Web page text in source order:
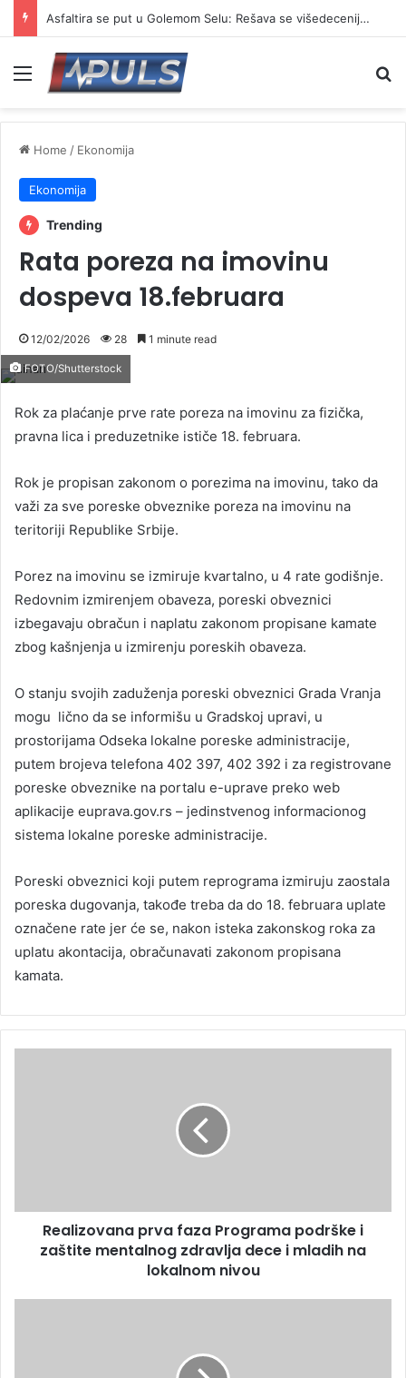
Asfaltira se put u Golemom Selu: Rešava se višedecenijski problem meštana
Menu
Home / Ekonomija
Ekonomija
Trending
Rata poreza na imovinu
dospeva 18.februara
12/02/2026 28 1 minute read
FOTO/Shutterstock
Rok za plaćanje prve rate poreza na imovinu za fizička,
pravna lica i preduzetnike ističe 18. februara.
Rok je propisan zakonom o porezima na imovinu, tako da
važi za sve poreske obveznike poreza na imovinu na
teritoriji Republike Srbije.
Porez na imovinu se izmiruje kvartalno, u 4 rate godišnje.
Redovnim izmirenjem obaveza, poreski obveznici
izbegavaju obračun i naplatu zakonom propisane kamate
zbog kašnjenja u izmirenju poreskih obaveza.
O stanju svojih zaduženja poreski obveznici Grada Vranja
mogu lično da se informišu u Gradskoj upravi, u
prostorijama Odseka lokalne poreske administracije,
putem brojeva telefona 402 397, 402 392 i za registrovane
poreske obveznike na portalu e-uprave preko web
aplikacije euprava.gov.rs – jedinstvenog informacionog
sistema lokalne poreske administracije.
Poreski obveznici koji putem reprograma izmiruju zaostala
poreska dugovanja, takođe treba da do 18. februara uplate
označene rate jer će se, nakon isteka zakonskog roka za
uplatu akontacija, obračunavati zakonom propisana
kamata.
Realizovana prva faza Programa podrške i
zaštite mentalnog zdravlja dece i mladih na
lokalnom nivou